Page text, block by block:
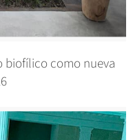
biofílico como nueva